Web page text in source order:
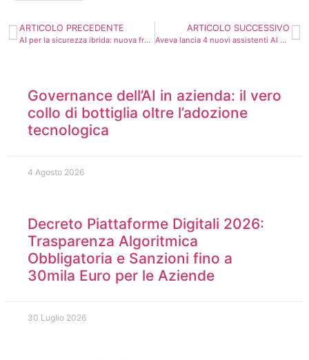
ARTICOLO PRECEDENTE
AI per la sicurezza ibrida: nuova frontiera della cybersecurity aziendale nel 2026
ARTICOLO SUCCESSIVO
Aveva lancia 4 nuovi assistenti AI per rivoluzionare l’ingegneria industriale
Governance dell’AI in azienda: il vero
collo di bottiglia oltre l’adozione
tecnologica
4 Agosto 2026
Decreto Piattaforme Digitali 2026:
Trasparenza Algoritmica
Obbligatoria e Sanzioni fino a
30mila Euro per le Aziende
30 Luglio 2026